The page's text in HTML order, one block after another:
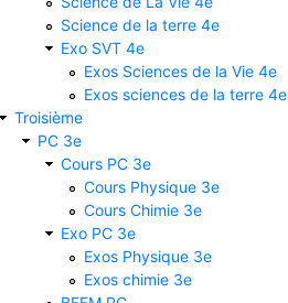
Science de la terre 4e
Exo SVT 4e
Exos Sciences de la Vie 4e
Exos sciences de la terre 4e
Troisième
PC 3e
Cours PC 3e
Cours Physique 3e
Cours Chimie 3e
Exo PC 3e
Exos Physique 3e
Exos chimie 3e